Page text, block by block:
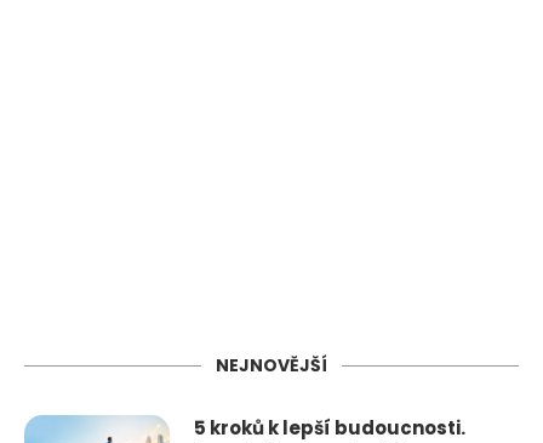
NEJNOVĚJŠÍ
5 kroků k lepší budoucnosti.